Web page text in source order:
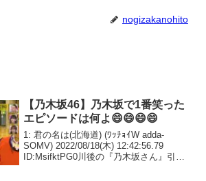
nogizakanohito
【乃木坂46】乃木坂で1番笑った
エピソードは何よ😄😄😄😄
1: 君の名は(北海道) (ﾜｯﾁｮｲW adda-
SOMV) 2022/08/18(木) 12:42:56.79
ID:MsifktPG0川後の『乃木坂さん』引用